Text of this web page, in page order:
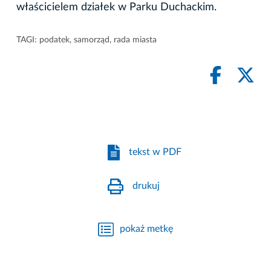
właścicielem działek w Parku Duchackim.
TAGI: podatek, samorząd , rada miasta
tekst w PDF
drukuj
pokaż metkę